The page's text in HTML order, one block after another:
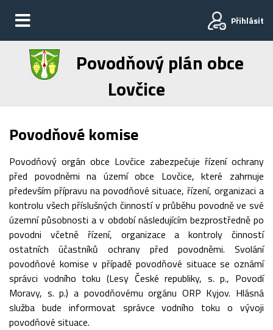
Přihlásit
Povodňový plán obce
Lovčice
Povodňové komise
Povodňový orgán obce Lovčice zabezpečuje řízení ochrany
před povodněmi na území obce Lovčice, které zahrnuje
především přípravu na povodňové situace, řízení, organizaci a
kontrolu všech příslušných činností v průběhu povodně ve své
územní působnosti a v období následujícím bezprostředně po
povodni včetně řízení, organizace a kontroly činností
ostatních účastníků ochrany před povodněmi. Svolání
povodňové komise v případě povodňové situace se oznámí
správci vodního toku (Lesy České republiky, s. p., Povodí
Moravy, s. p.) a povodňovému orgánu ORP Kyjov. Hlásná
služba bude informovat správce vodního toku o vývoji
povodňové situace.